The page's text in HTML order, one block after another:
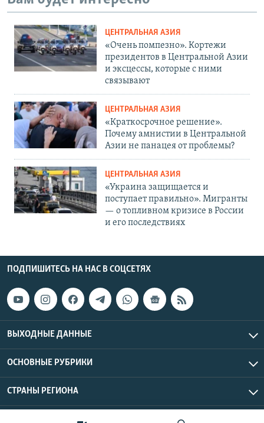
ЦЕНТРАЛЬНАЯ АЗИЯ
«Очень помпезно». Кортежи
президентов в Центральной Азии
и эксцессы, которые с ними
связывают
ЦЕНТРАЛЬНАЯ АЗИЯ
«Краткосрочное решение».
Почему амнистии в Центральной
Азии не панацея от проблемы?
ЦЕНТРАЛЬНАЯ АЗИЯ
«Украина защищается и
поступает правильно». Мигранты
— о топливном кризисе в России
и его последствиях
ПОДПИШИТЕСЬ НА НАС В СОЦСЕТЯХ
ВЫХОДНЫЕ ДАННЫЕ
ОСНОВНЫЕ РУБРИКИ
СТРАНЫ РЕГИОНА